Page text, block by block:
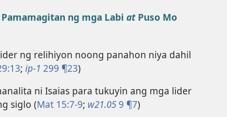
ng mga Labi at Puso Mo
ng relihiyon noong panahon niya dahil
; ip-1 299 ¶23)
ni Isaias para tukuyin ang mga lider
siglo (Mat 15:​7-9; w21.05 9 ¶7)